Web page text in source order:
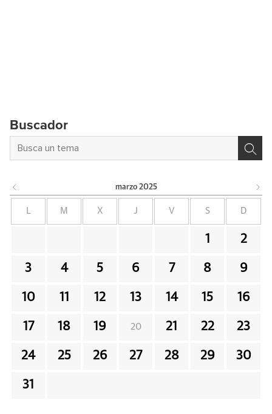
Buscador
marzo 2025
M X J V S D
1 2
3 4 5 6 7 8 9
10 11 12 13 14 15 16
17 18 19 20 21 22 23
24 25 26 27 28 29 30
31